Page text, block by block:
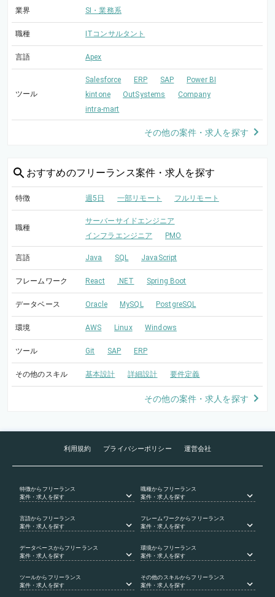
業界 SI・業務系
職種 ITコンサルタント
言語 Apex
ツール
Salesforce ERP SAP
Power BI
kintone
OutSystems
Company
intra-mart
その他の案件・求人を探す
おすすめのフリーランス案件・求人を探す
特徴 週5日 一部リモート フルリモート
職種
サーバーサイドエンジニア
インフラエンジニア
PMO
言語 Java SQL JavaScript
フレームワーク React .NET Spring Boot
データベース Oracle MySQL PostgreSQL
環境 AWS Linux Windows
ツール Git SAP ERP
その他のスキル 基本設計 詳細設計 要件定義
その他の案件・求人を探す
利用規約 プライバシーポリシー 運営会社
特徴からフリーランス
案件・求人を探す
職種からフリーランス
案件・求人を探す
言語からフリーランス
案件・求人を探す
フレームワークからフリーランス
案件・求人を探す
データベース からフリーランス
案件・求人を探す
環境からフリーランス
案件・求人を探す
ツールからフリーランス
案件・求人を探す
その他のスキルからフリーランス
案件・求人を探す